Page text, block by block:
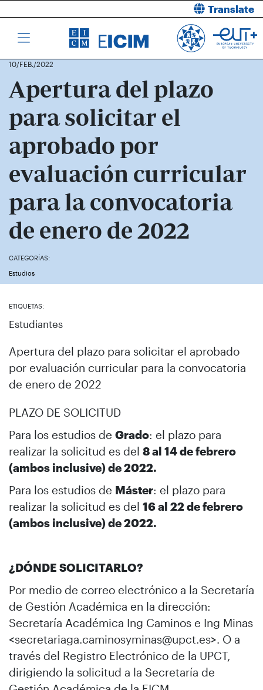
Translate
10/FEB./2022
Apertura del plazo
para solicitar el
aprobado por
evaluación curricular
para la convocatoria
de enero de 2022
CATEGORÍAS:
Estudios
ETIQUETAS:
Estudiantes
Apertura del plazo para solicitar el aprobado
por evaluación curricular para la convocatoria
de enero de 2022
PLAZO DE SOLICITUD
Para los estudios de Grado: el plazo para
realizar la solicitud es del 8 al 14 de febrero
(ambos inclusive) de 2022.
Para los estudios de Máster: el plazo para
realizar la solicitud es del 16 al 22 de febrero
(ambos inclusive) de 2022.
¿DÓNDE SOLICITARLO?
Por medio de correo electrónico a la Secretaría
de Gestión Académica en la dirección:
Secretaría Académica Ing Caminos e Ing Minas
<secretariaga.caminosyminas@upct.es>. O a
través del Registro Electrónico de la UPCT,
dirigiendo la solicitud a la Secretaría de